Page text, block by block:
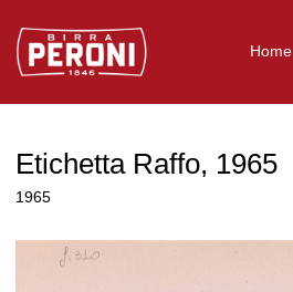
Logo Birra Peroni
Home
Etichetta Raffo, 1965
1965